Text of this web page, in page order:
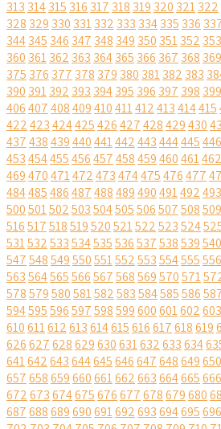
313 314315 316 317 318 319 320 321322
328 329 330 331332 333 334335 336
344345 346 347 348 349 350 351352 353
360 361362 363 364365 366 367 368 369
375 376 377 378 379 380 381382 383
390 391392 393 394395 396 397 398 399
406407408409410411412413414415
422423424425426427428429430
437438439440441442443444445446
453454455456457458459460461462
469470471472473474475476477
484485486487488489490491492493
500501502503504505506507508509
516517518519520521522523524
531532533534535536537538539540
547548549550551552553554555556
563564565566567568569570571
578579580581582583584585586
594595596597598599600601602603
610611612613614615616617618619
626627628629630631632633634
641642643644645646647648649650
657658659660661662663664665666
672673674675676677678679680
687688689690691692693694695696